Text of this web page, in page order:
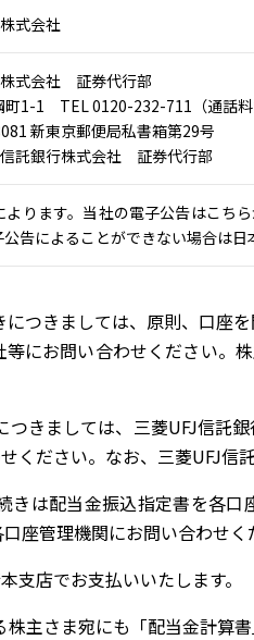
式会社
株式会社 証券代行部
町1-1 TEL 0120-232-711（通話料
新東京郵便局私書箱第29号
行株式会社 証券代行部
よります。当社の電子公告はこち
告によることができない場合は日
つきましては、原則、口座
にお問い合わせください。
きましては、三菱UFJ信託
ださい。なお、三菱UFJ信
は配当金振込指定書を各
座管理機関にお問い合わせく
支店でお支払いいたします。
株主さま宛にも「配当金計算